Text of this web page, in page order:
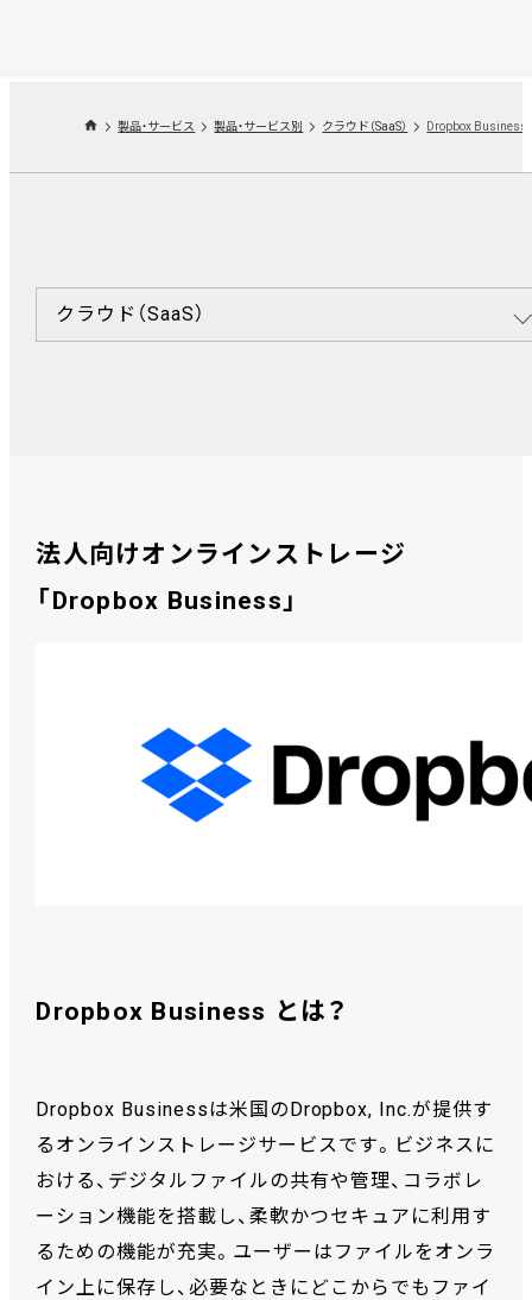
製品・サービス 製品・サービス別 クラウド（SaaS） Dropbox Business
クラウド（SaaS）
法人向けオンラインストレージ
「Dropbox Business」
Dropbox Business とは？
Dropbox Businessは米国のDropbox, Inc.が提供す
るオンラインストレージサービスです。ビジネスに
おける、デジタルファイルの共有や管理、コラボレ
ーション機能を搭載し、柔軟かつセキュアに利用す
るための機能が充実。ユーザーはファイルをオンラ
イン上に保存し、必要なときにどこからでもファイ